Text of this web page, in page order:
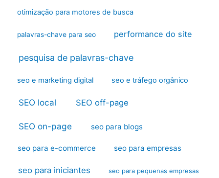
otimização para motores de busca
palavras-chave para seo performance do site
pesquisa de palavras-chave
seo e marketing digital seo e tráfego orgânico
SEO local SEO off-page
SEO on-page seo para blogs
seo para e-commerce seo para empresas
seo para iniciantes seo para pequenas empresas